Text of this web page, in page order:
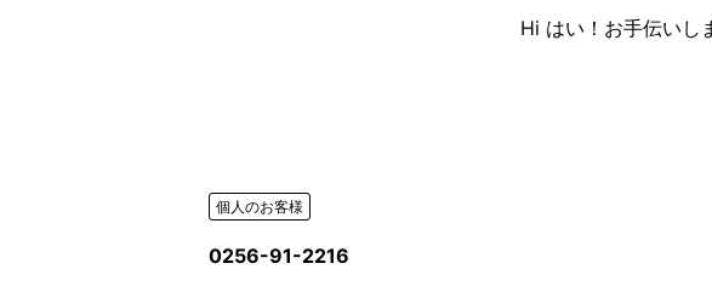
Hi はい！お手伝いし
個人のお客様
0256-91-2216